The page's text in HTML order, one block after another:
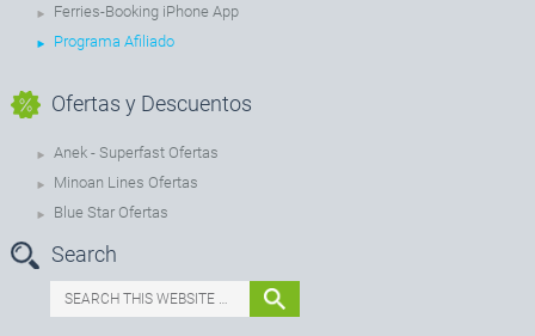
Ferries-Booking iPhone App
Programa Afiliado
Ofertas y Descuentos
Anek - Superfast Ofertas
Minoan Lines Ofertas
Blue Star Ofertas
Search